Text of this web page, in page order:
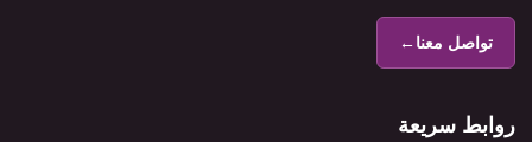
تواصل معنا←
روابط سريعة